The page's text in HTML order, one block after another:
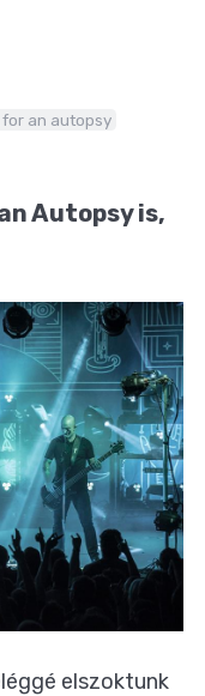
an autopsy
Autopsy is,
elszoktunk